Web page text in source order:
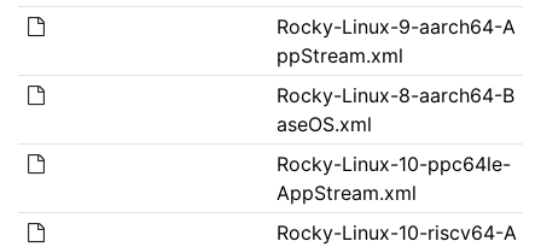
Rocky-Linux-9-aarch64-A
ppStream.xml
Rocky-Linux-8-aarch64-B
aseOS.xml
Rocky-Linux-10-ppc64le-
AppStream.xml
Rocky-Linux-10-riscv64-A